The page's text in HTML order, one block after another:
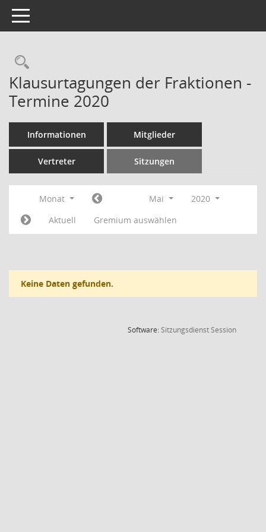
Toggle navigation
Rechercheauswahl
Klausurtagungen der Fraktionen -
Termine 2020
Informationen Mitglieder
Vertreter Sitzungen
Monat Mai
2020
Aktuell
Gremium auswählen
Keine Daten gefunden.
Software:SitzungsdienstSession(Wird in